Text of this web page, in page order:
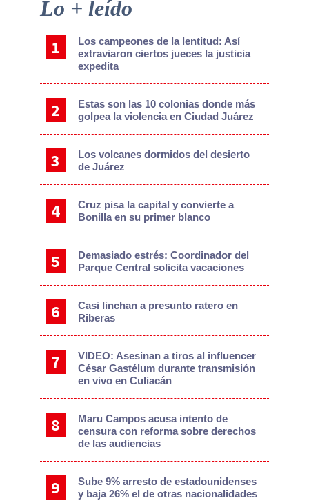
Lo + leído
Los campeones de la lentitud: Así
extraviaron ciertos jueces la justicia
expedita
Estas son las 10 colonias donde más
golpea la violencia en Ciudad Juárez
Los volcanes dormidos del desierto
de Juárez
Cruz pisa la capital y convierte a
Bonilla en su primer blanco
Demasiado estrés: Coordinador del
Parque Central solicita vacaciones
Casi linchan a presunto ratero en
Riberas
VIDEO: Asesinan a tiros al influencer
César Gastélum durante transmisión
en vivo en Culiacán
Maru Campos acusa intento de
censura con reforma sobre derechos
de las audiencias
Sube 9% arresto de estadounidenses
y baja 26% el de otras nacionalidades